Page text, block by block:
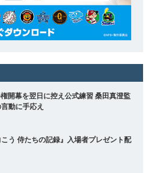
開幕を翌日に控え公式練習 桑田真澄監
動に手応え
う 侍たちの記録』入場者プレゼント配